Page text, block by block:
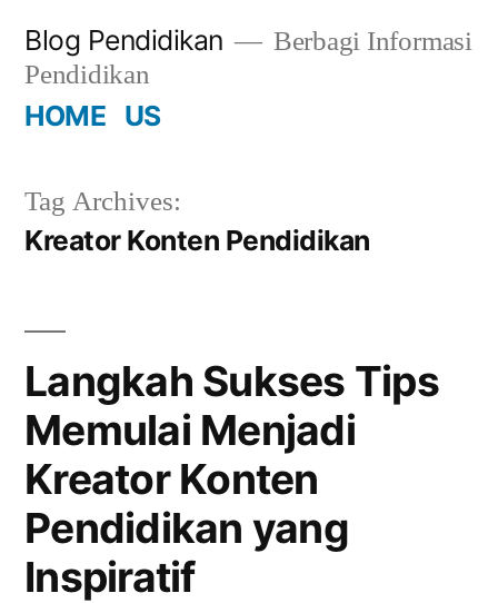
content
Blog Pendidikan
Berbagi Informasi
Pendidikan
HOME US
Tag Archives:
Kreator Konten Pendidikan
Langkah Sukses Tips
Memulai Menjadi
Kreator Konten
Pendidikan yang
Inspiratif